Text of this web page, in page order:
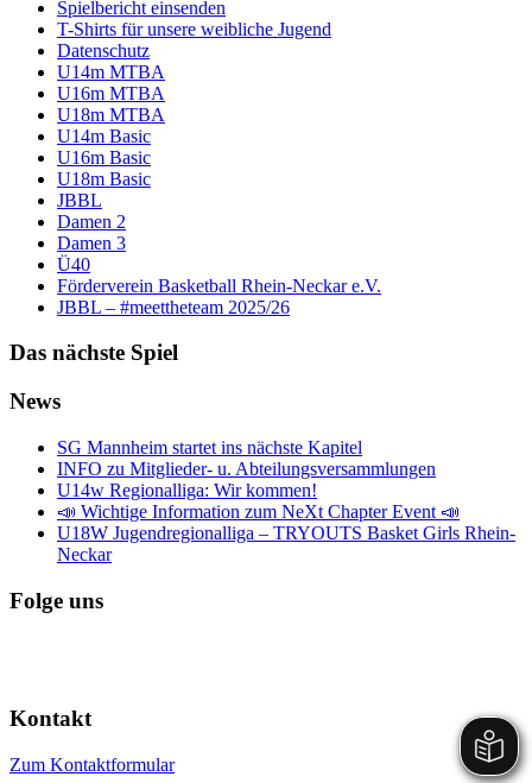
Spielbericht einsenden
T-Shirts für unsere weibliche Jugend
Datenschutz
U14m MTBA
U16m MTBA
U18m MTBA
U14m Basic
U16m Basic
U18m Basic
JBBL
Damen 2
Damen 3
Ü40
Förderverein Basketball Rhein-Neckar e.V.
JBBL – #meettheteam 2025/26
Das nächste Spiel
News
SG Mannheim startet ins nächste Kapitel
INFO zu Mitglieder- u. Abteilungsversammlungen
U14w Regionalliga: Wir kommen!
📣 Wichtige Information zum NeXt Chapter Event 📣
U18W Jugendregionalliga – TRYOUTS Basket Girls Rhein-
Neckar
Folge uns
Kontakt
Zum Kontaktformular